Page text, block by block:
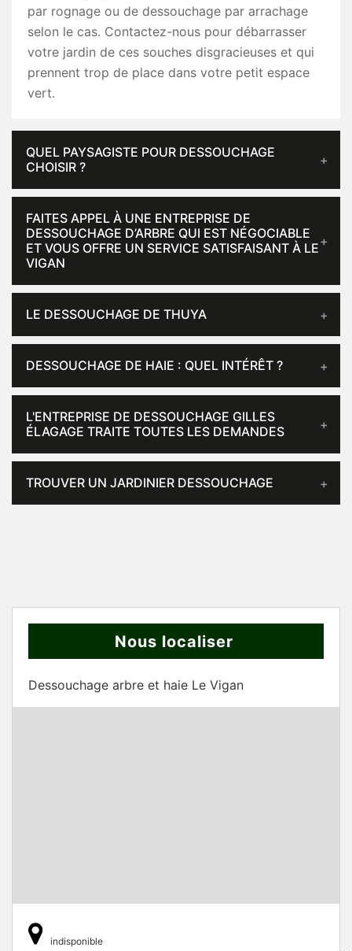
par rognage ou de dessouchage par arrachage
selon le cas. Contactez-nous pour débarrasser
votre jardin de ces souches disgracieuses et qui
prennent trop de place dans votre petit espace
vert.
QUEL PAYSAGISTE POUR DESSOUCHAGE
CHOISIR ?
FAITES APPEL À UNE ENTREPRISE DE
DESSOUCHAGE D’ARBRE QUI EST NÉGOCIABLE
ET VOUS OFFRE UN SERVICE SATISFAISANT À LE
VIGAN
LE DESSOUCHAGE DE THUYA
DESSOUCHAGE DE HAIE : QUEL INTÉRÊT ?
L'ENTREPRISE DE DESSOUCHAGE GILLES
ÉLAGAGE TRAITE TOUTES LES DEMANDES
TROUVER UN JARDINIER DESSOUCHAGE
Nous localiser
Dessouchage arbre et haie Le Vigan
indisponible